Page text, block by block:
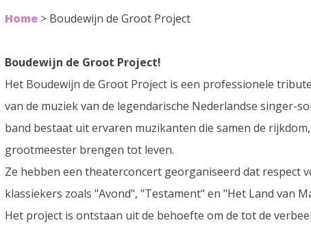
Home > Boudewijn de Groot Project
Boudewijn de Groot Project!
Het Boudewijn de Groot Project is een professionele
van de muziek van de legendarische Nederlandse singer-
band bestaat uit ervaren muzikanten die samen de
grootmeester brengen tot leven.
Ze hebben een theaterconcert georganiseerd dat respect
klassiekers zoals "Avond", "Testament" en "Het Land van
Het project is ontstaan uit de behoefte om de tot de